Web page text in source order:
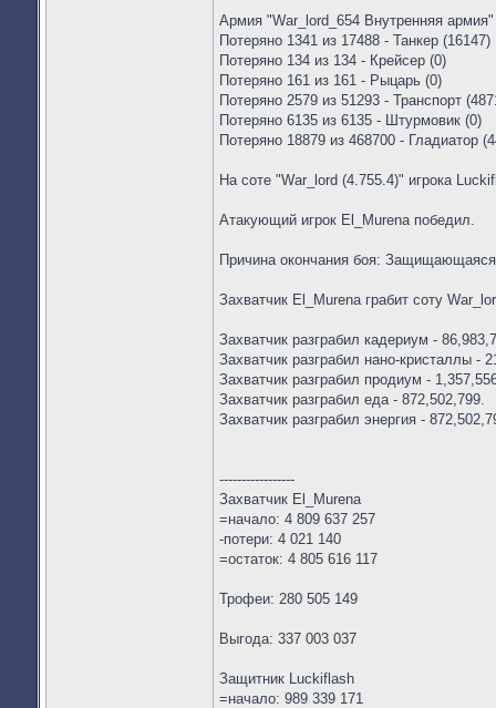
Армия "War_lord_654 Внутренняя
Потеряно 1341 из 17488 - Танкер (16147)
Потеряно 134 из 134 - Крейсер (0)
Потеряно 161 из 161 - Рыцарь (0)
Потеряно 2579 из 51293 - Транспорт
Потеряно 6135 из 6135 - Штурмовик (0)
Потеряно 18879 из 468700 - Гладиатор
На соте "War_lord (4.755.4)" игрока
Атакующий игрок El_Murena победил.
Причина окончания боя:
Захватчик El_Murena грабит соту
Захватчик разграбил кадериум -
Захватчик разграбил нано-кристаллы -
Захватчик разграбил продиум -
Захватчик разграбил еда - 872,502,799.
Захватчик разграбил энергия -
-----------------
Захватчик El_Murena
=начало: 4 809 637 257
-потери: 4 021 140
=остаток: 4 805 616 117
Трофеи: 280 505 149
Выгода: 337 003 037
Защитник Luckiflash
=начало: 989 339 171